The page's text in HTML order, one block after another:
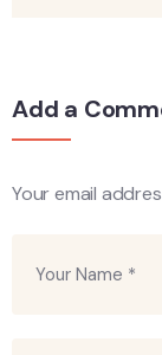
Add a
Your email